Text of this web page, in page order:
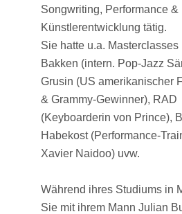
Songwriting, Performance &
Künstlerentwicklung tätig.
Sie hatte u.a.
Bakken (intern. Pop-Jazz
Grusin (US amerikanischer
& Grammy-Gewinner), RAD
(Keyboarderin von Prince),
Habekost (Performance-
Xavier Naidoo) uvw.
Während ihres Studiums in
Sie mit ihrem Mann Julian